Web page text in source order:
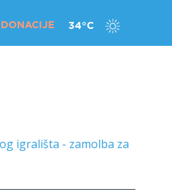
DONACIJE 34°C
igrališta - zamolba za